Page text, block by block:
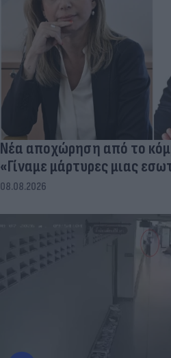
Νέα αποχώρηση από το
«Γίναμε μάρτυρες μιας
08.08.2026